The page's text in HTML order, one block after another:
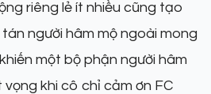
riêng lẻ ít nhiều cũng tạo
người hâm mộ ngoài mong
một bộ phận người hâm
khi cô chỉ cảm ơn FC